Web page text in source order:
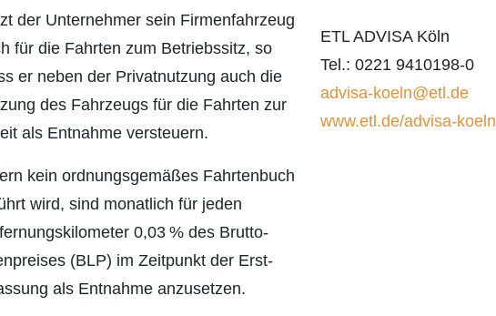
der Unternehmer sein Firmenfahrzeug
für die Fahrten zum Betriebssitz, so
er neben der Privatnutzung auch die
des Fahrzeugs für die Fahrten zur
als Entnahme versteuern.
kein ordnungsgemäßes Fahrtenbuch
wird, sind monatlich für jeden
0,03 % des Brutto­
(BLP) im Zeitpunkt der Erst­
als Entnahme anzusetzen.
ETL ADVISA Köln
Tel.: 0221 9410198-0
advisa-koeln@etl.de
www.etl.de/advisa-koeln